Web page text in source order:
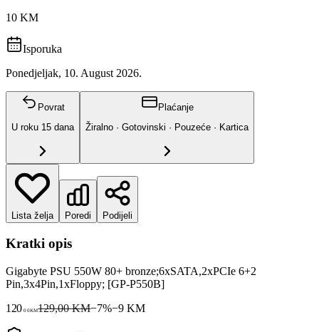
10 KM
Isporuka
Ponedjeljak, 10. August 2026.
Povrat
U roku 15 dana
Plaćanje
Žiralno · Gotovinski · Pouzeće · Kartica
Lista želja Poredi Podijeli
Kratki opis
Gigabyte PSU 550W 80+ bronze;6xSATA,2xPCIe 6+2
Pin,3x4Pin,1xFloppy; [GP-P550B]
120 00KM129,00 KM−7%−9 KM